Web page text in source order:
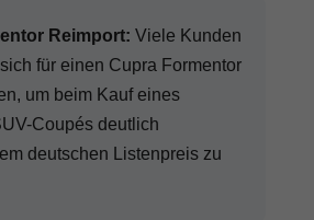
Reimport: Viele Kunden
für einen Cupra Formentor
um beim Kauf eines
Coupés deutlich
deutschen Listenpreis zu